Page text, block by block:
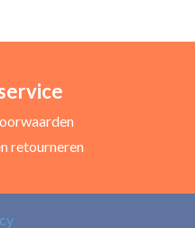
Uw e-mailadres *
retourneren